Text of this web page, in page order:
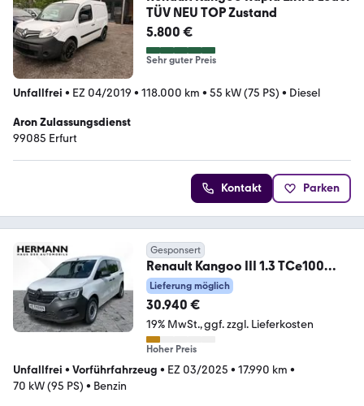
TÜV NEU TOP Zustand
5.800 €
Sehr guter Preis
Unfallfrei • EZ 04/2019 • 118.000 km • 55 kW (75 PS) • Diesel
Aron Zulassungsdienst
99085 Erfurt
Kontakt Parken
Gesponsert
Renault Kangoo III 1.3 TCe100
Edition One *LED*TWA*LM
Lieferung möglich
30.940 €
19% MwSt. ggf. zzgl. Lieferkosten
Hoher Preis
Unfallfrei • Vorführfahrzeug • EZ 03/2025 • 17.990 km •
70 kW (95 PS) • Benzin